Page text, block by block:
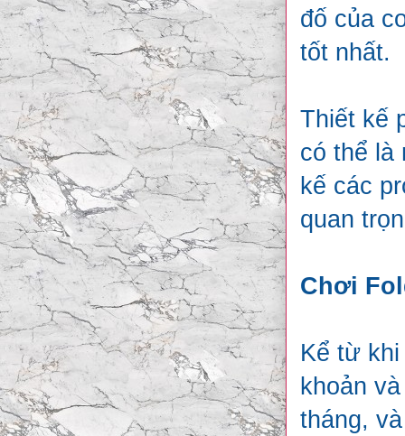
đố của
tốt nhất.
Thiết kế
có thể là
kế các
quan
Chơi
Kể từ
khoản
tháng,